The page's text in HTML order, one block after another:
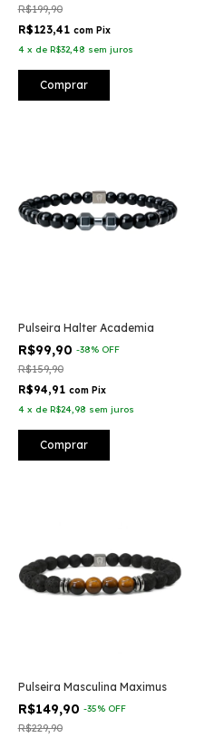
R$199,90
R$123,41 com Pix
4 x de R$32,48 sem juros
Comprar
Pulseira Halter Academia
R$99,90 -38% OFF
R$159,90
R$94,91 com Pix
4 x de R$24,98 sem juros
Comprar
Pulseira Masculina Maximus
R$149,90 -35% OFF
R$229,90